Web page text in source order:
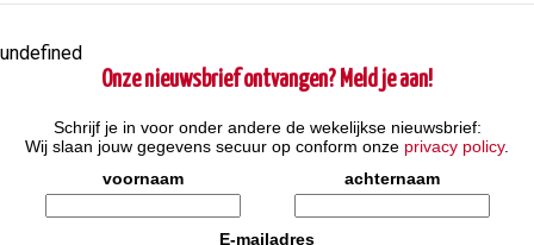
n
undefined
Onze nieuwsbrief ontvangen? Meld je aan!
Schrijf je in voor onder andere de wekelijkse nieuwsbrief:
Wij slaan jouw gegevens secuur op conform onze privacy policy.
voornaam
achternaam
E-mailadres